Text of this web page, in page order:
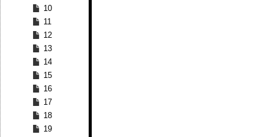
10
11
12
13
14
15
16
17
18
19